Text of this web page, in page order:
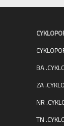
BA
ZA
NR
TN